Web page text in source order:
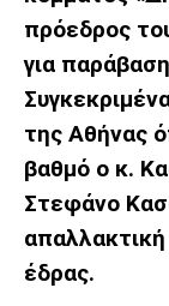
πρόεδρος
για
της Αθήνας
βαθμό ο κ.
Στεφάνο
έδρας.